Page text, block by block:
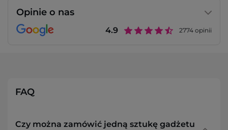
Opinie o nas
4.9 2774 opinii
FAQ
Czy można zamówić jedną sztukę gadżetu